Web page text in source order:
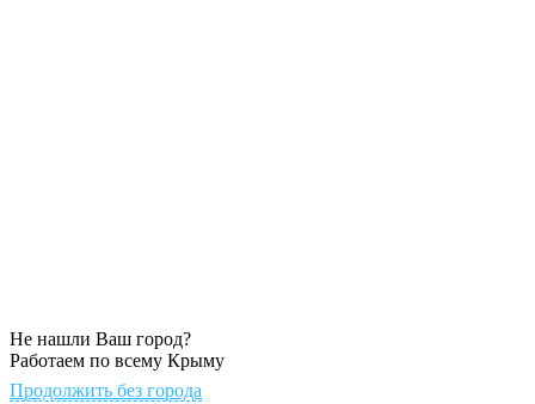
Не нашли Ваш город?
Работаем по всему Крыму
Продолжить без города